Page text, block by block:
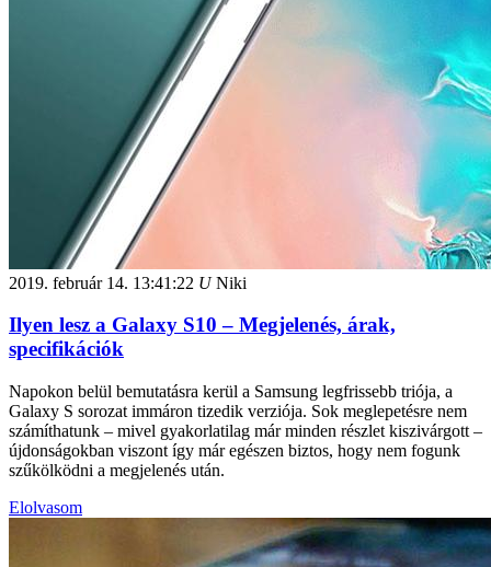
2019. február 14. 13:41:22 UNiki
Ilyen lesz a Galaxy S10 – Megjelenés, árak,
specifikációk
Napokon belül bemutatásra kerül a Samsung legfrissebb triója, a
Galaxy S sorozat immáron tizedik verziója. Sok meglepetésre nem
számíthatunk – mivel gyakorlatilag már minden részlet kiszivárgott –
újdonságokban viszont így már egészen biztos, hogy nem fogunk
szűkölködni a megjelenés után.
Elolvasom